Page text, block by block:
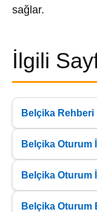
sağlar.
İlgili
Belçika Rehberi
Belçika Oturum
Belçika Oturum
Belçika Oturum